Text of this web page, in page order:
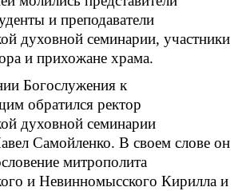
и преподаватели
духовной семинарии, участники
и прихожане храма.
Богослужения к
обратился ректор
духовной семинарии
Самойленко. В своем слове он
митрополита
и Невинномысского Кирилла и